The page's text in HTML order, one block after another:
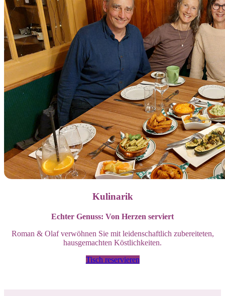
Kulinarik
Echter Genuss: Von Herzen serviert
Roman & Olaf verwöhnen Sie mit leidenschaftlich zubereiteten,
hausgemachten Köstlichkeiten.
Tisch reservieren